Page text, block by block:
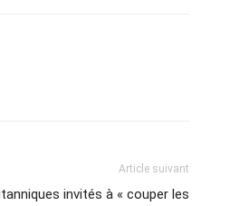
Article suivant
invités à « couper les